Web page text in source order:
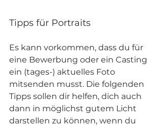
Tipps für Portraits
Es kann vorkommen, dass du für
eine Bewerbung oder ein Casting
ein (tages-) aktuelles Foto
mitsenden musst. Die folgenden
Tipps sollen dir helfen, dich auch
dann in möglichst gutem Licht
darstellen zu können, wenn du